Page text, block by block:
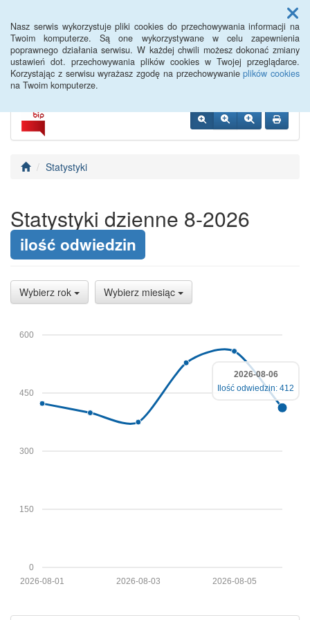
Nasz serwis wykorzystuje pliki cookies do przechowywania informacji na
Twoim komputerze. Są one wykorzystywane w celu zapewnienia
poprawnego działania serwisu. W każdej chwili możesz dokonać zmiany
ustawień dot. przechowywania plików cookies w Twojej przeglądarce.
Korzystając z serwisu wyrażasz zgodę na przechowywanieplików cookies
na Twoim komputerze.
Menu
Statystyki
Statystyki dzienne 8-2026
ilość odwiedzin
Wybierz rok Wybierz miesiąc
0
150
300
450
600
2026-08-05
2026-08-03
2026-08-01
2026-08-06
Ilość odwiedzin: 412